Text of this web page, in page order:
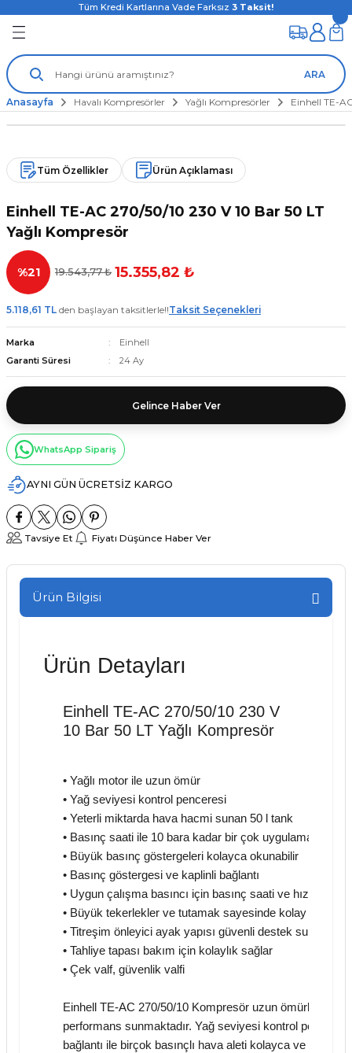
Tüm Kredi Kartlarına Vade Farksız 3 Taksit!
ARA
Anasayfa Havalı Kompresörler Yağlı Kompresörler Einhell TE-
Tüm Özellikler Ürün Açıklaması
Einhell TE-AC 270/50/10 230 V 10 Bar 50 LT
Yağlı Kompresör
%21 19.543,77 ₺ 15.355,82 ₺
5.118,61 TL den başlayan taksitlerle!!Taksit Seçenekleri
Marka
Einhell
Garanti Süresi
24 Ay
Gelince Haber Ver
WhatsApp Sipariş
AYNI GÜN ÜCRETSİZ KARGO
Tavsiye Et Fiyatı Düşünce Haber Ver
Ürün Bilgisi
Ürün Detayları
Einhell TE-AC 270/50/10 230 V
10 Bar 50 LT Yağlı Kompresör
• Yağlı motor ile uzun ömür
• Yağ seviyesi kontrol penceresi
• Yeterli miktarda hava hacmi sunan 50 l tank
• Basınç saati ile 10 bara kadar bir çok uygulama için
• Büyük basınç göstergeleri kolayca okunabilir
• Basınç göstergesi ve kaplinli bağlantı
• Uygun çalışma basıncı için basınç saati ve hızlı
• Büyük tekerlekler ve tutamak sayesinde kolay
• Titreşim önleyici ayak yapısı güvenli destek sunar
• Tahliye tapası bakım için kolaylık sağlar
• Çek valf, güvenlik valfi
Einhell TE-AC 270/50/10 Kompresör uzun ömürlü yağlı
performans sunmaktadır. Yağ seviyesi kontrol
bağlantı ile birçok basınçlı hava aleti kolayca ve